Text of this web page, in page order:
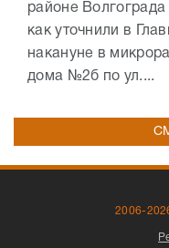
районе
как уточнили в
накануне в
дома №2б по ул....
2006-